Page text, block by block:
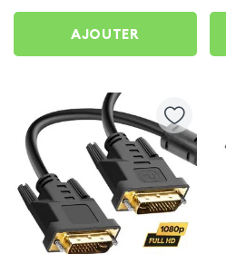
AJOUTER